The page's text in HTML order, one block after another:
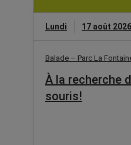
Lundi 17 août 2026
Balade – Parc La
À la recherche
souris!